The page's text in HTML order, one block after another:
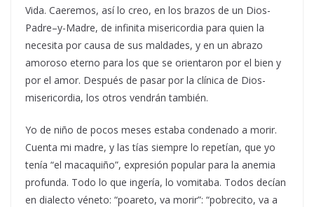
Vida. Caeremos, así lo creo, en los brazos de un Dios-
Padre–y-Madre, de infinita misericordia para quien la
necesita por causa de sus maldades, y en un abrazo
amoroso eterno para los que se orientaron por el bien y
por el amor. Después de pasar por la clínica de Dios-
misericordia, los otros vendrán también.
Yo de niño de pocos meses estaba condenado a morir.
Cuenta mi madre, y las tías siempre lo repetían, que yo
tenía “el macaquiño”, expresión popular para la anemia
profunda. Todo lo que ingería, lo vomitaba. Todos decían
en dialecto véneto: “poareto, va morir”: “pobrecito, va a